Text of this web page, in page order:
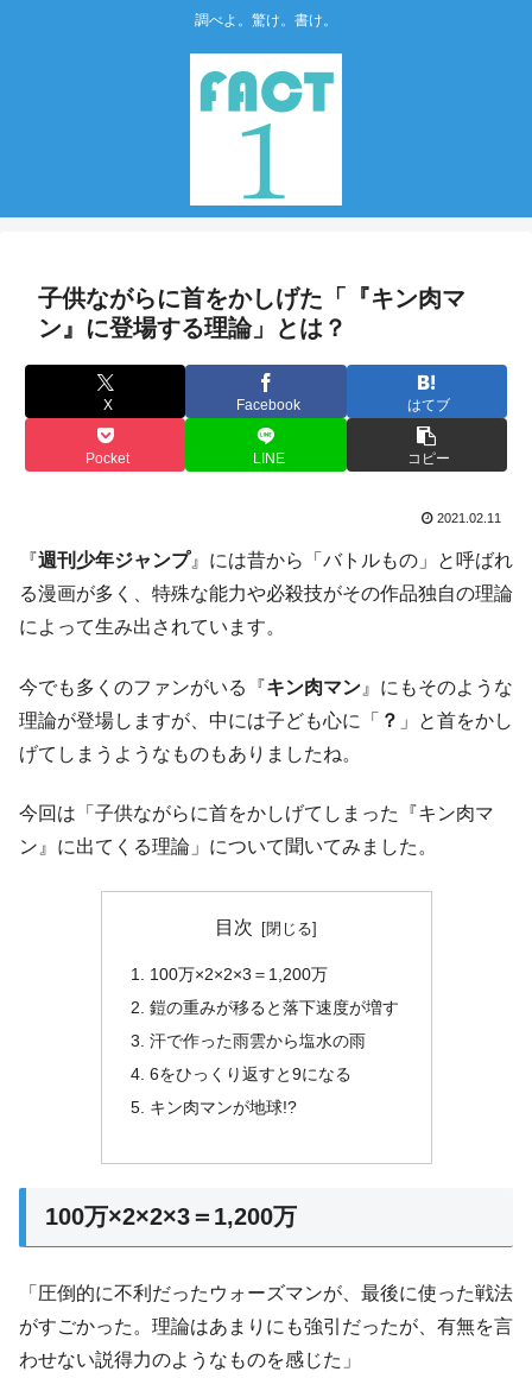
調べよ。驚け。書け。
子供ながらに首をかしげた「『キン肉マ
ン』に登場する理論」とは？
X Facebook はてブ
Pocket LINE コピー
2021.02.11
『週刊少年ジャンプ』には昔から「バトルもの」と呼ばれ
る漫画が多く、特殊な能力や必殺技がその作品独自の理論
によって生み出されています。
今でも多くのファンがいる『キン肉マン 』にもそのような
理論が登場しますが、中には子ども心に「 ？ 」と首をかし
げてしまうようなものもありましたね。
今回は「子供ながらに首をかしげてしまった『キン肉マ
ン』に出てくる理論」について聞いてみました。
目次
100万×2×2×3＝1,200万
鎧の重みが移ると落下速度が増す
汗で作った雨雲から塩水の雨
6をひっくり返すと9になる
キン肉マンが地球!?
100万×2×2×3＝1,200万
「圧倒的に不利だったウォーズマンが、最後に使った戦法
がすごかった。理論はあまりにも強引だったが、有無を言
わせない説得力のようなものを感じた」